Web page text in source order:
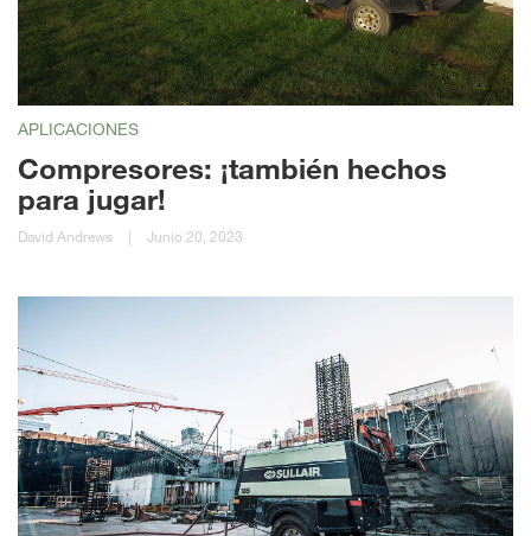
APLICACIONES
Compresores: ¡también hechos
para jugar!
David Andrews | Junio 20, 2023